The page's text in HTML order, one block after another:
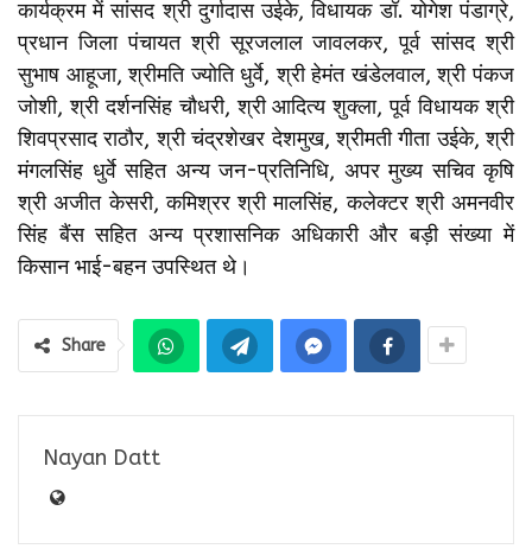
कार्यक्रम में सांसद श्री दुर्गादास उईके, विधायक डॉ. योगेश पंडाग्रे,
प्रधान जिला पंचायत श्री सूरजलाल जावलकर, पूर्व सांसद श्री
सुभाष आहूजा, श्रीमति ज्योति धुर्वे, श्री हेमंत खंडेलवाल, श्री पंकज
जोशी, श्री दर्शनसिंह चौधरी, श्री आदित्य शुक्ला, पूर्व विधायक श्री
शिवप्रसाद राठौर, श्री चंद्रशेखर देशमुख, श्रीमती गीता उईके, श्री
मंगलसिंह धुर्वे सहित अन्य जन-प्रतिनिधि, अपर मुख्य सचिव कृषि
श्री अजीत केसरी, कमिश्रर श्री मालसिंह, कलेक्टर श्री अमनवीर
सिंह बैंस सहित अन्य प्रशासनिक अधिकारी और बड़ी संख्या में
किसान भाई-बहन उपस्थित थे।
Share
Nayan Datt